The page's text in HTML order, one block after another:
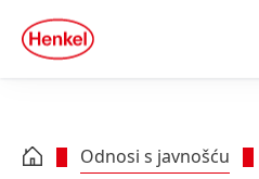
Skip to footer
quick
search
Odnosi s javnošću